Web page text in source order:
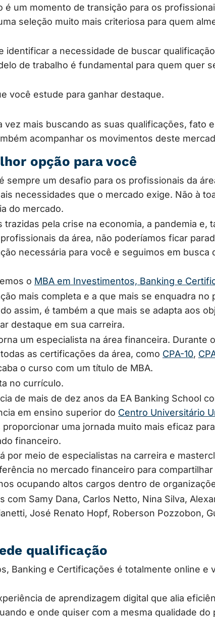
é um momento de transição para os
seleção muito mais criteriosa para quem
identificar a necessidade de buscar
de trabalho é fundamental para quem quer
você estude para ganhar destaque.
vez mais buscando as suas qualificações, fato
acompanhar os movimentos deste
opção para você
sempre um desafio para os profissionais da
necessidades que o mercado exige. Não à
do mercado.
pela crise na economia, a pandemia e,
da área, não poderíamos ficar
necessária para você e seguimos em busca
o MBA em Investimentos, Banking e
mais completa e a que mais se enquadra
assim, é também a que mais se adapta aos
destaque em sua carreira.
um especialista na área financeira. Durante
as certificações da área, como CPA-10,
o curso com um título de MBA.
no currículo.
de mais de dez anos da EA Banking School
em ensino superior do Centro Universitário
uma jornada muito mais eficaz
financeiro.
por meio de especialistas na carreira e
no mercado financeiro para
ocupando altos cargos dentro de
com Samy Dana, Carlos Netto, Nina Silva,
José Renato Hopf, Roberson Pozzobon,
qualificação
Banking e Certificações é totalmente online e
de aprendizagem digital que alia
e onde quiser com a mesma qualidade do